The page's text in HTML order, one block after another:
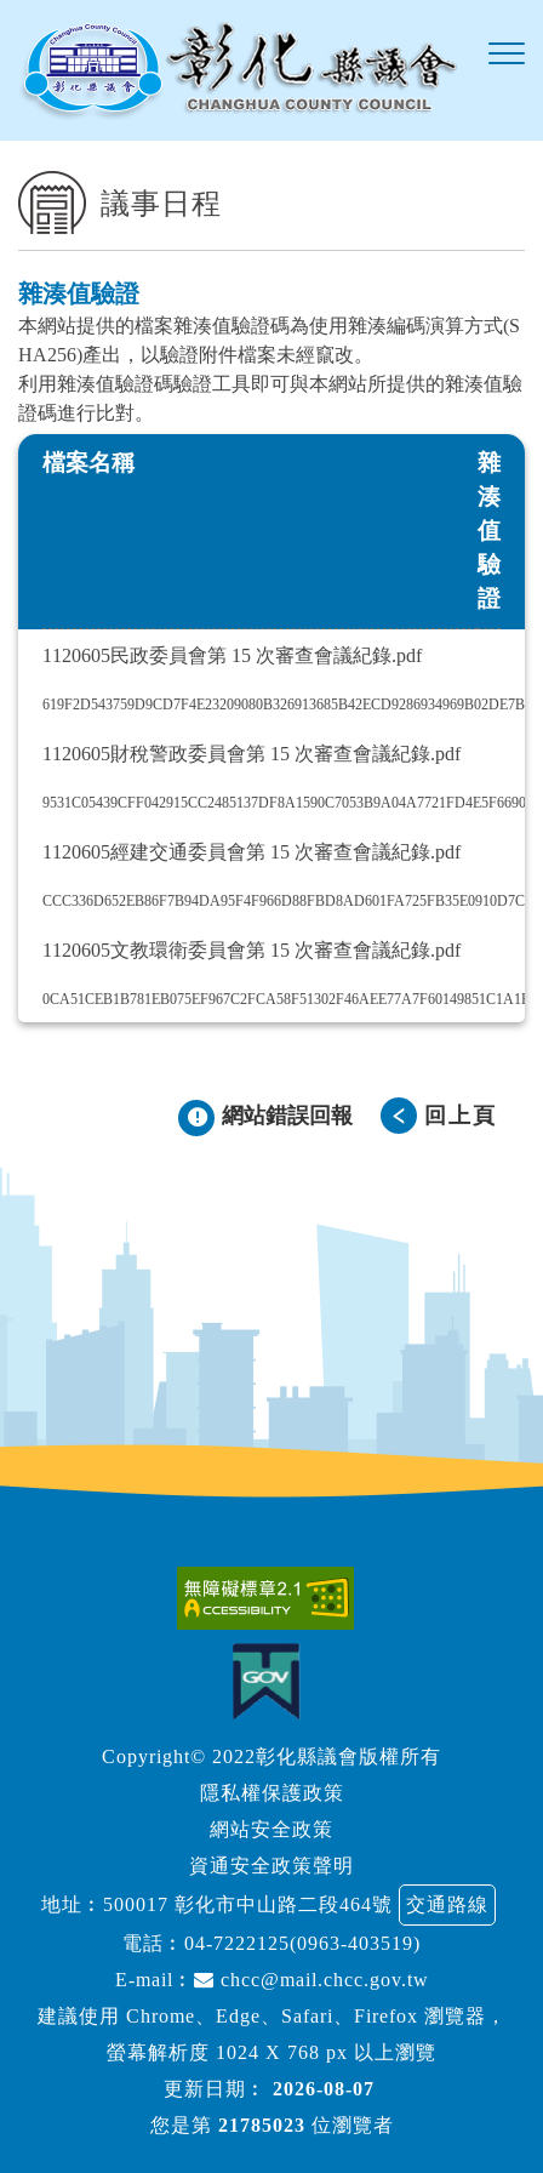
議事日程
雜湊值驗證
本網站提供的檔案雜湊值驗證碼為使用雜湊編碼演算方式(S
HA256)產出，以驗證附件檔案未經竄改。
利用雜湊值驗證碼驗證工具即可與本網站所提供的雜湊值驗
證碼進行比對。
檔案名稱
雜
湊
值
驗
證
1120605民政委員會第 15 次審查會議紀錄.pdf
1120605財稅警政委員會第 15 次審查會議紀錄.pdf
1120605經建交通委員會第 15 次審查會議紀錄.pdf
1120605文教環衛委員會第 15 次審查會議紀錄.pdf
網站錯誤回報 回上頁
Copyright© 2022彰化縣議會版權所有
隱私權保護政策
網站安全政策
資通安全政策聲明
地址︰500017 彰化市中山路二段464號
交通路線
電話︰ 04-7222125(0963-403519)
E-mail︰
chcc@mail.chcc.gov.tw
建議使用 Chrome、Edge、Safari、Firefox 瀏覽器，
螢幕解析度 1024 X 768 px 以上瀏覽
更新日期︰
2026-08-07
您是第 21785023 位瀏覽者